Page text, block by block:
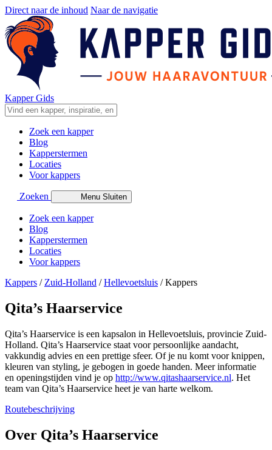
Direct naar de inhoud Naar de navigatie
Kapper Gids
Zoek een kapper
Blog
Kapperstermen
Locaties
Voor kappers
Zoeken Menu Sluiten
Zoek een kapper
Blog
Kapperstermen
Locaties
Voor kappers
Kappers / Zuid-Holland /Hellevoetsluis /Kappers
Qita’s Haarservice
Qita’s Haarservice is een kapsalon in Hellevoetsluis, provincie Zuid-
Holland. Qita’s Haarservice staat voor persoonlijke aandacht,
vakkundig advies en een prettige sfeer. Of je nu komt voor knippen,
kleuren van styling, je gebogen in goede handen. Meer informatie
en openingstijden vind je op http://www.qitashaarservice.nl. Het
team van Qita’s Haarservice heet je van harte welkom.
Routebeschrijving
+
Over Qita’s Haarservice